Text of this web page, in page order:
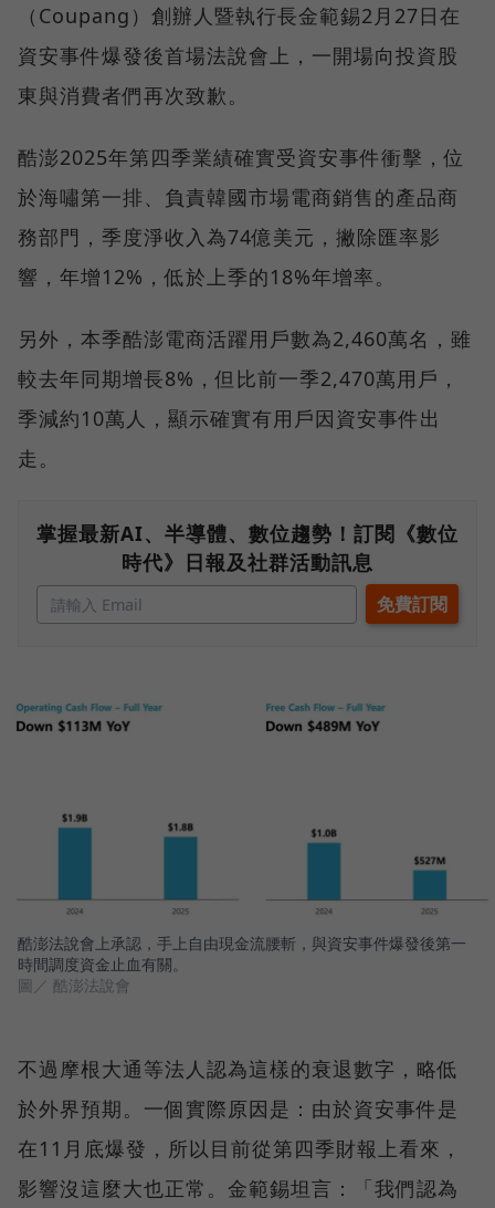
（Coupang）創辦人暨執行長金範錫2月27日在
資安事件爆發後首場法說會上，一開場向投資股
東與消費者們再次致歉。
酷澎2025年第四季業績確實受資安事件衝擊，位
於海嘯第一排、負責韓國市場電商銷售的產品商
務部門，季度淨收入為74億美元，撇除匯率影
響，年增12%，低於上季的18%年增率。
另外，本季酷澎電商活躍用戶數為2,460萬名，雖
較去年同期增長8%，但比前一季2,470萬用戶，
季減約10萬人，顯示確實有用戶因資安事件出
走。
掌握最新AI、半導體、數位趨勢！訂閱《數位
時代》日報及社群活動訊息
酷澎法說會上承認，手上自由現金流腰斬，與資安事件爆發後第一
時間調度資金止血有關。
圖／ 酷澎法說會
不過摩根大通等法人認為這樣的衰退數字，略低
於外界預期。一個實際原因是：由於資安事件是
在11月底爆發，所以目前從第四季財報上看來，
影響沒這麼大也正常。金範錫坦言：「我們認為